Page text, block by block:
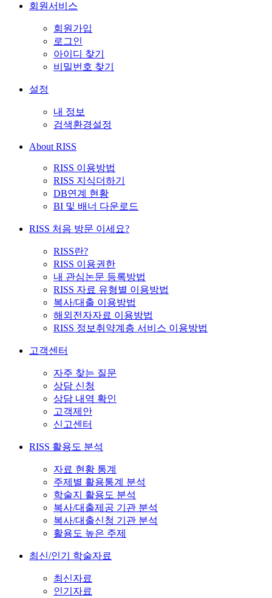
회원서비스
회원가입
로그인
아이디 찾기
비밀번호 찾기
설정
내 정보
검색환경설정
About RISS
RISS 이용방법
RISS 지식더하기
DB연계 현황
BI 및 배너 다운로드
RISS 처음 방문 이세요?
RISS란?
RISS 이용권한
내 관심논문 등록방법
RISS 자료 유형별 이용방법
복사/대출 이용방법
해외전자자료 이용방법
RISS 정보취약계층 서비스 이용방법
고객센터
자주 찾는 질문
상담 신청
상담 내역 확인
고객제안
신고센터
RISS 활용도 분석
자료 현황 통계
주제별 활용통계 분석
학술지 활용도 분석
복사/대출제공 기관 분석
복사/대출신청 기관 분석
활용도 높은 주제
최신/인기 학술자료
최신자료
인기자료